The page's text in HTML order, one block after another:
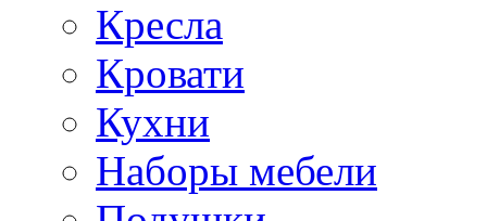
Кресла
Кровати
Кухни
Наборы мебели